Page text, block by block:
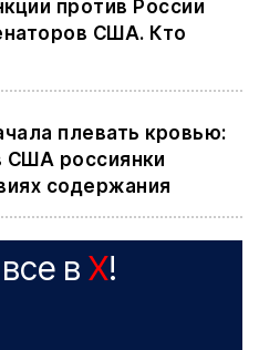
против России
США. Кто
плевать кровью:
США россиянки
содержания
в X!